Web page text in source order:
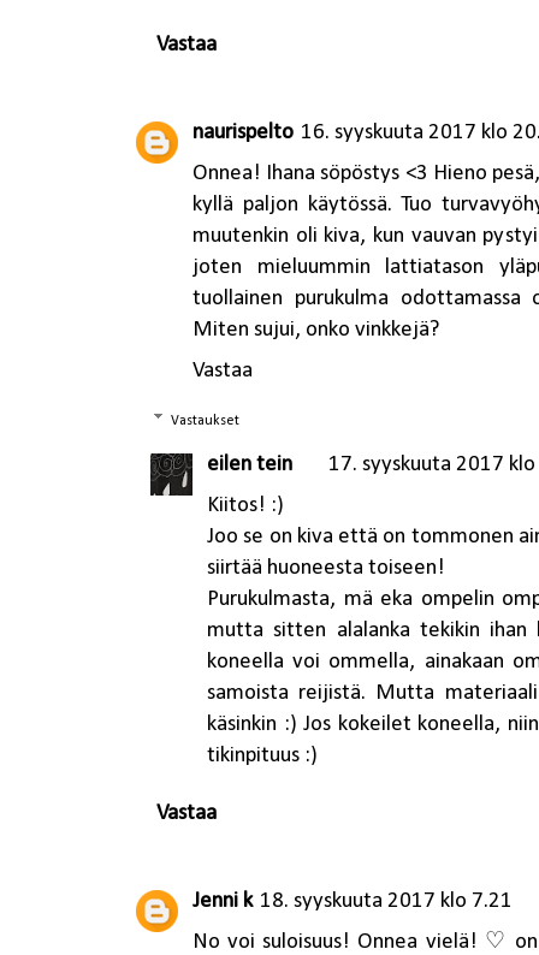
Vastaa
naurispelto 16. syyskuuta 2017 klo
Onnea! Ihana söpöstys <3 Hieno
kyllä paljon käytössä. Tuo
muutenkin oli kiva, kun vauvan
joten mieluummin lattiatason
tuollainen purukulma
Miten sujui, onko vinkkejä?
Vastaa
Vastaukset
eilen tein
17. syyskuuta 2017
Kiitos! :)
Joo se on kiva että on tommonen
siirtää huoneesta toiseen!
Purukulmasta, mä eka ompelin
mutta sitten alalanka tekikin
koneella voi ommella, ainakaan
samoista reijistä. Mutta
käsinkin :) Jos kokeilet koneella,
tikinpituus :)
Vastaa
Jenni k 18. syyskuuta 2017 klo 7.21
No voi suloisuus! Onnea vielä! ♡